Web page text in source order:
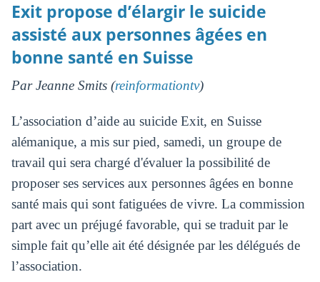
Exit propose d’élargir le suicide
assisté aux personnes âgées en
bonne santé en Suisse
Par Jeanne Smits (reinformationtv)
L’association d’aide au suicide Exit, en Suisse
alémanique, a mis sur pied, samedi, un groupe de
travail qui sera chargé d'évaluer la possibilité de
proposer ses services aux personnes âgées en bonne
santé mais qui sont fatiguées de vivre. La commission
part avec un préjugé favorable, qui se traduit par le
simple fait qu’elle ait été désignée par les délégués de
l’association.